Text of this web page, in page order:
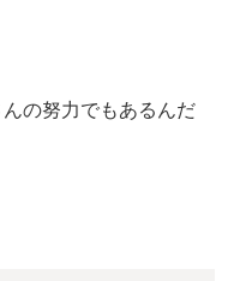
んの努力でもあるんだ